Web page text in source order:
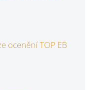
ocenění TOP EB